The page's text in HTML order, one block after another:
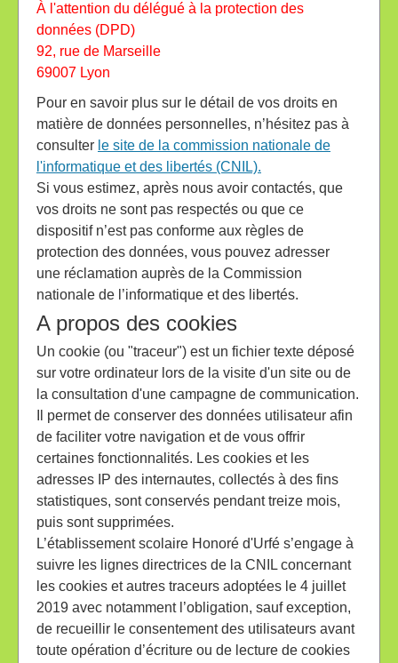
À l'attention du délégué à la protection des
données (DPD)
92, rue de Marseille
69007 Lyon
Pour en savoir plus sur le détail de vos droits en
matière de données personnelles, n’hésitez pas à
consulter le site de la commission nationale de
l'informatique et des libertés (CNIL).
Si vous estimez, après nous avoir contactés, que
vos droits ne sont pas respectés ou que ce
dispositif n’est pas conforme aux règles de
protection des données, vous pouvez adresser
une réclamation auprès de la Commission
nationale de l’informatique et des libertés.
A propos des cookies
Un cookie (ou "traceur") est un fichier texte déposé
sur votre ordinateur lors de la visite d'un site ou de
la consultation d'une campagne de communication.
Il permet de conserver des données utilisateur afin
de faciliter votre navigation et de vous offrir
certaines fonctionnalités. Les cookies et les
adresses IP des internautes, collectés à des fins
statistiques, sont conservés pendant treize mois,
puis sont supprimées.
L’établissement scolaire Honoré d'Urfé s’engage à
suivre les lignes directrices de la CNIL concernant
les cookies et autres traceurs adoptées le 4 juillet
2019 avec notamment l’obligation, sauf exception,
de recueillir le consentement des utilisateurs avant
toute opération d’écriture ou de lecture de cookies